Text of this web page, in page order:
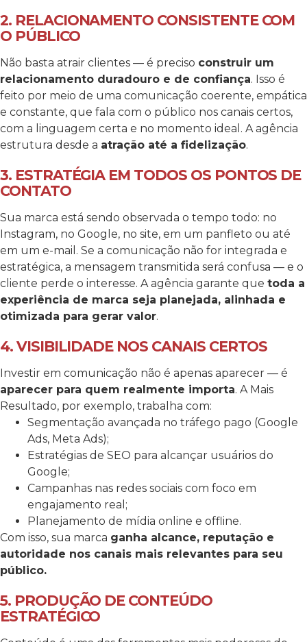
2. RELACIONAMENTO CONSISTENTE COM
O PÚBLICO
Não basta atrair clientes — é preciso construir um
relacionamento duradouro e de confiança. Isso é
feito por meio de uma comunicação coerente, empática
e constante, que fala com o público nos canais certos,
com a linguagem certa e no momento ideal. A agência
estrutura desde a atração até a fidelização.
3. ESTRATÉGIA EM TODOS OS PONTOS DE
CONTATO
Sua marca está sendo observada o tempo todo: no
Instagram, no Google, no site, em um panfleto ou até
em um e-mail. Se a comunicação não for integrada e
estratégica, a mensagem transmitida será confusa — e o
cliente perde o interesse. A agência garante que toda a
experiência de marca seja planejada, alinhada e
otimizada para gerar valor.
4. VISIBILIDADE NOS CANAIS CERTOS
Investir em comunicação não é apenas aparecer — é
aparecer para quem realmente importa. A Mais
Resultado, por exemplo, trabalha com:
Segmentação avançada no tráfego pago (Google
Ads, Meta Ads);
Estratégias de SEO para alcançar usuários do
Google;
Campanhas nas redes sociais com foco em
engajamento real;
Planejamento de mídia online e offline.
Com isso, sua marca ganha alcance, reputação e
autoridade nos canais mais relevantes para seu
público.
5. PRODUÇÃO DE CONTEÚDO
ESTRATÉGICO